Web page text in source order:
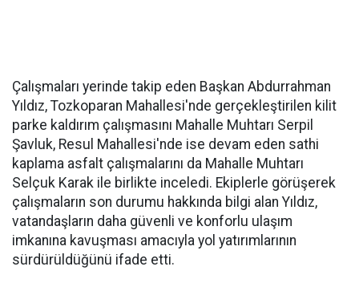
Çalışmaları yerinde takip eden Başkan Abdurrahman
Yıldız, Tozkoparan Mahallesi'nde gerçekleştirilen kilit
parke kaldırım çalışmasını Mahalle Muhtarı Serpil
Şavluk, Resul Mahallesi'nde ise devam eden sathi
kaplama asfalt çalışmalarını da Mahalle Muhtarı
Selçuk Karak ile birlikte inceledi. Ekiplerle görüşerek
çalışmaların son durumu hakkında bilgi alan Yıldız,
vatandaşların daha güvenli ve konforlu ulaşım
imkanına kavuşması amacıyla yol yatırımlarının
sürdürüldüğünü ifade etti.